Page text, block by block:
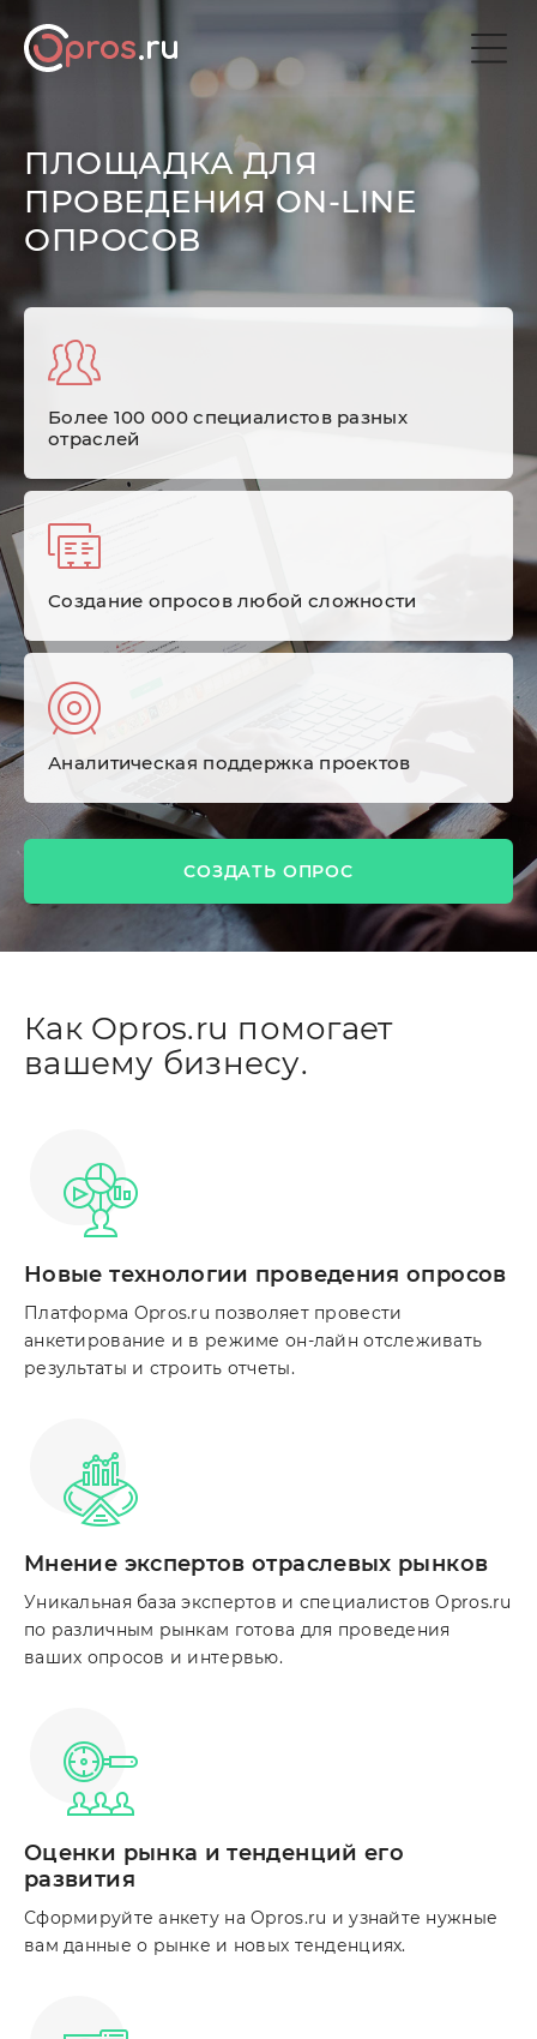
ПЛОЩАДКА ДЛЯ
ПРОВЕДЕНИЯ ON-LINE
ОПРОСОВ
Более 100 000 специалистов разных
отраслей
Cоздание опросов любой сложности
Аналитическая поддержка проектов
СОЗДАТЬ ОПРОС
Как Opros.ru помогает
вашему бизнесу.
Новые технологии проведения опросов
Платформа Opros.ru позволяет провести
анкетирование и в режиме он-лайн отслеживать
результаты и строить отчеты.
Мнение экспертов отраслевых рынков
Уникальная база экспертов и специалистов Opros.ru
по различным рынкам готова для проведения
ваших опросов и интервью.
Оценки рынка и тенденций его
развития
Сформируйте анкету на Opros.ru и узнайте нужные
вам данные о рынке и новых тенденциях.